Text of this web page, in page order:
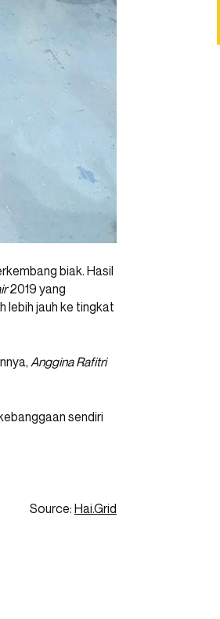
biak. Hasil
2019 yang
lebih jauh ke tingkat
Anggina Rafitri
sendiri
Source: Hai.Grid